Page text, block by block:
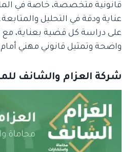
قانونية متخصصة، خاصة في
عناية ودقة في التحليل
على دراسة كل قضية بعناية،
واضحة وتمثيل قانوني مهني
شركة العزام والشانف